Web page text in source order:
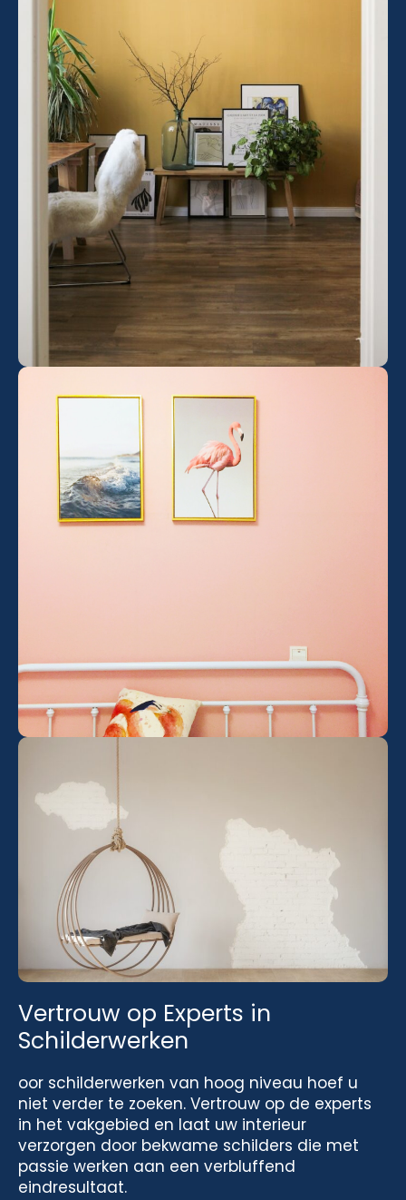
Vertrouw op Experts in
Schilderwerken
oor schilderwerken van hoog niveau hoef u
niet verder te zoeken. Vertrouw op de experts
in het vakgebied en laat uw interieur
verzorgen door bekwame schilders die met
passie werken aan een verbluffend
eindresultaat.